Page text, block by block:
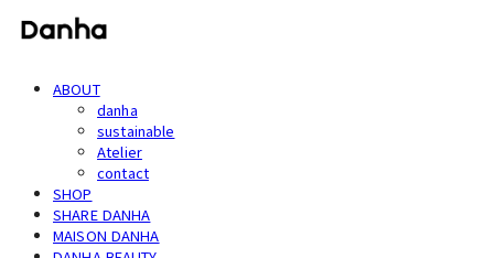
ABOUT
danha
sustainable
Atelier
contact
SHOP
SHARE DANHA
MAISON DANHA